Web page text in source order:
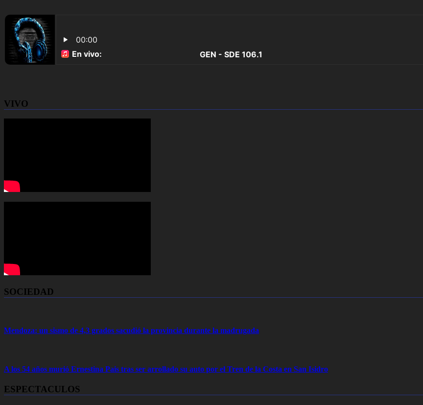
VIVO
SOCIEDAD
Mendoza: un sismo de 4,3 grados sacudió la provincia durante la madrugada
A los 54 años murió Ernestina Pais tras ser arrollado su auto por el Tren de la Costa en San Isidro
ESPECTACULOS